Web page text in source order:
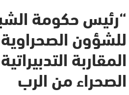
“رئيس حكومة
للشؤون
المقاربة
الصحراء من الرب